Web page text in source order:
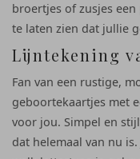
broertjes of zusjes
te laten zien dat jullie
Lijntekening
Fan van een rustige,
geboortekaartjes met
voor jou. Simpel en
dat helemaal van nu